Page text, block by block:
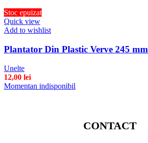
Stoc epuizat
Quick view
Add to wishlist
Plantator Din Plastic Verve 245 mm
Unelte
12,00 lei
Momentan indisponibil
CONTACT